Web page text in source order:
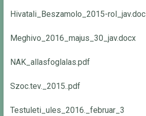
Hivatali_Beszamolo_2015-rol_jav.doc
Meghivo_2016_majus_30_jav.docx
NAK_allasfoglalas.pdf
Szoc.tev._2015..pdf
Testuleti_ules_2016._februar_3